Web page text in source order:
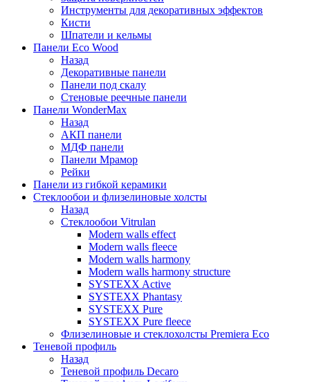
Инструменты для декоративных эффектов
Кисти
Шпатели и кельмы
Панели Eco Wood
Назад
Декоративные панели
Панели под скалу
Стеновые реечные панели
Панели WonderMax
Назад
АКП панели
МДФ панели
Панели Мрамор
Рейки
Панели из гибкой керамики
Стеклообои и флизелиновые холсты
Назад
Стеклообои Vitrulan
Modern walls effect
Modern walls fleece
Modern walls harmony
Modern walls harmony structure
SYSTEXX Active
SYSTEXX Phantasy
SYSTEXX Pure
SYSTEXX Pure fleece
Флизелиновые и стеклохолсты Premiera Eco
Теневой профиль
Назад
Теневой профиль Decaro